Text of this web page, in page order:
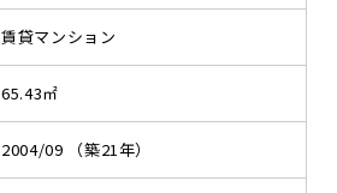
賃貸マンション
65.43㎡
2004/09 （築21年）